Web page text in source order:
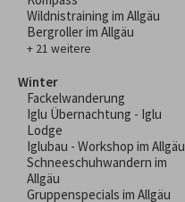
Wildnistraining im Allgäu
Bergroller im Allgäu
+ 21 weitere
Winter
Fackelwanderung
Iglu Übernachtung - Iglu
Lodge
Iglubau - Workshop im Allgäu
Schneeschuhwandern im
Allgäu
Gruppenspecials im Allgäu